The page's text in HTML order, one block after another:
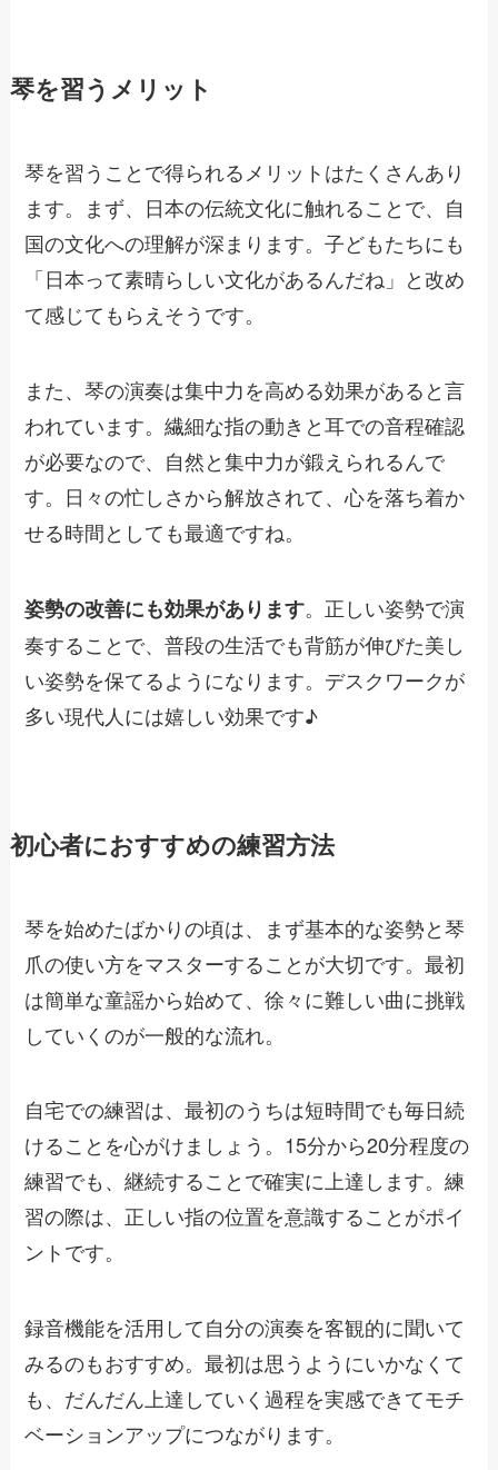
琴を習うメリット
琴を習うことで得られるメリットはたくさんあり
ます。まず、日本の伝統文化に触れることで、自
国の文化への理解が深まります。子どもたちにも
「日本って素晴らしい文化があるんだね」と改め
て感じてもらえそうです。
また、琴の演奏は集中力を高める効果があると言
われています。繊細な指の動きと耳での音程確認
が必要なので、自然と集中力が鍛えられるんで
す。日々の忙しさから解放されて、心を落ち着か
せる時間としても最適ですね。
姿勢の改善にも効果があります。正しい姿勢で演
奏することで、普段の生活でも背筋が伸びた美し
い姿勢を保てるようになります。デスクワークが
多い現代人には嬉しい効果です♪
初心者におすすめの練習方法
琴を始めたばかりの頃は、まず基本的な姿勢と琴
爪の使い方をマスターすることが大切です。最初
は簡単な童謡から始めて、徐々に難しい曲に挑戦
していくのが一般的な流れ。
自宅での練習は、最初のうちは短時間でも毎日続
けることを心がけましょう。15分から20分程度の
練習でも、継続することで確実に上達します。練
習の際は、正しい指の位置を意識することがポイ
ントです。
録音機能を活用して自分の演奏を客観的に聞いて
みるのもおすすめ。最初は思うようにいかなくて
も、だんだん上達していく過程を実感できてモチ
ベーションアップにつながります。